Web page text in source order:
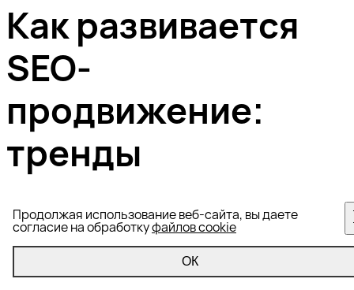
Продолжая использование веб-сайта, вы даете
согласие на обработкуфайлов cookie
ОК
Как развивается
SEO-
продвижение:
тренды
годов 20-го века. Первоначально они просто
выдавали весь массив адресов, на которых
присутствовал поисковый запрос. Пользователь
должен был сам отсеивать мусорный и